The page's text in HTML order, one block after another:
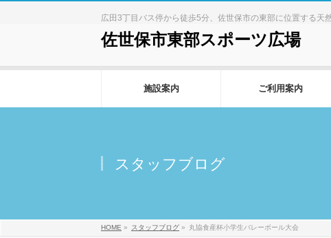
広田3丁目バス停から徒歩5分、佐世保市の東部に位置する天
佐世保市東部スポーツ広場
施設案内 ご利用案内
スタッフブログ
HOME » スタッフブログ » 丸協食産杯小学生バレーボール大会